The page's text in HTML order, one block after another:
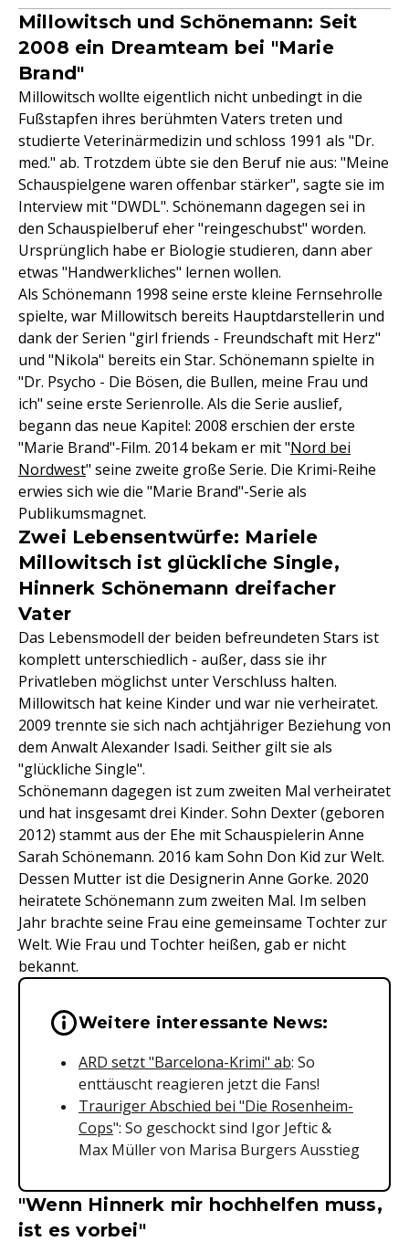
Millowitsch und Schönemann: Seit
2008 ein Dreamteam bei "Marie
Brand"
Millowitsch wollte eigentlich nicht unbedingt in die
Fußstapfen ihres berühmten Vaters treten und
studierte Veterinärmedizin und schloss 1991 als "Dr.
med." ab. Trotzdem übte sie den Beruf nie aus: "Meine
Schauspielgene waren offenbar stärker", sagte sie im
Interview mit "DWDL". Schönemann dagegen sei in
den Schauspielberuf eher "reingeschubst" worden.
Ursprünglich habe er Biologie studieren, dann aber
etwas "Handwerkliches" lernen wollen.
Als Schönemann 1998 seine erste kleine Fernsehrolle
spielte, war Millowitsch bereits Hauptdarstellerin und
dank der Serien "girl friends - Freundschaft mit Herz"
und "Nikola" bereits ein Star. Schönemann spielte in
"Dr. Psycho - Die Bösen, die Bullen, meine Frau und
ich" seine erste Serienrolle. Als die Serie auslief,
begann das neue Kapitel: 2008 erschien der erste
"Marie Brand"-Film. 2014 bekam er mit "Nord bei
Nordwest" seine zweite große Serie. Die Krimi-Reihe
erwies sich wie die "Marie Brand"-Serie als
Publikumsmagnet.
Zwei Lebensentwürfe: Mariele
Millowitsch ist glückliche Single,
Hinnerk Schönemann dreifacher
Vater
Das Lebensmodell der beiden befreundeten Stars ist
komplett unterschiedlich - außer, dass sie ihr
Privatleben möglichst unter Verschluss halten.
Millowitsch hat keine Kinder und war nie verheiratet.
2009 trennte sie sich nach achtjähriger Beziehung von
dem Anwalt Alexander Isadi. Seither gilt sie als
"glückliche Single".
Schönemann dagegen ist zum zweiten Mal verheiratet
und hat insgesamt drei Kinder. Sohn Dexter (geboren
2012) stammt aus der Ehe mit Schauspielerin Anne
Sarah Schönemann. 2016 kam Sohn Don Kid zur Welt.
Dessen Mutter ist die Designerin Anne Gorke. 2020
heiratete Schönemann zum zweiten Mal. Im selben
Jahr brachte seine Frau eine gemeinsame Tochter zur
Welt. Wie Frau und Tochter heißen, gab er nicht
bekannt.
Wichtige Hinweise &
Weitere interessante News:
ARD setzt "Barcelona-Krimi" ab: So
enttäuscht reagieren jetzt die Fans!
Trauriger Abschied bei "Die Rosenheim-
Cops": So geschockt sind Igor Jeftic &
Max Müller von Marisa Burgers Ausstieg
"Wenn Hinnerk mir hochhelfen muss,
ist es vorbei"